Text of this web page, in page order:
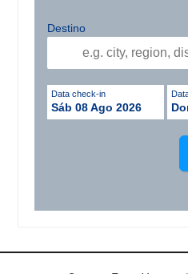
Destino
Data check-in
Sáb 08 Ago 2026